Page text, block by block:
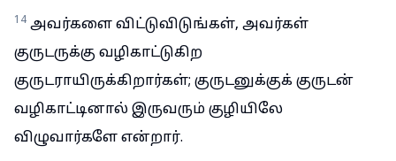
14 அவர்களை விட்டுவிடுங்கள், அவர்கள்
குருடருக்கு வழிகாட்டுகிற
குருடராயிருக்கிறார்கள்; குருடனுக்குக் குருடன்
வழிகாட்டினால் இருவரும் குழியிலே
விழுவார்களே என்றார்.